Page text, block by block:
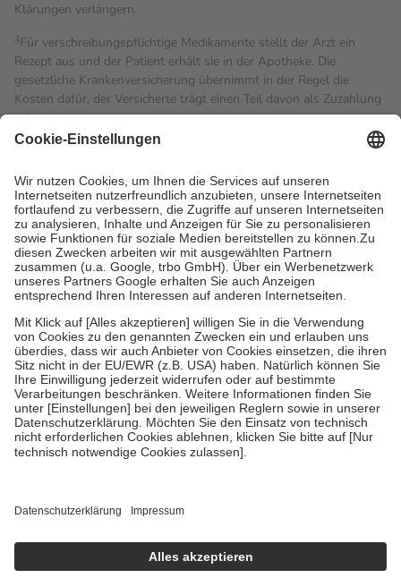
Klärungen verlängern.
4Für verschreibungspflichtige Medikamente stellt der Arzt ein
Rezept aus und der Patient erhält sie in der Apotheke. Die
gesetzliche Krankenversicherung übernimmt in der Regel die
Kosten dafür, der Versicherte trägt einen Teil davon als Zuzahlung
mit.
Grundsätzlich leisten Mitglieder Zuzahlungen in Höhe von zehn
höchstens zehn Euro.
Es sind jedoch nie mehr als die
tatsächlichen Kosten der Leistung zu entrichten.
Diese Regeln gelten grundsätzlich auch für Online-Apotheken.
Bei Heilmitteln und häuslicher Krankenpflege beträgt die
Zuzahlung zehn Prozent der Kosten sowie zehn Euro je
Verordnung.
Um das Engagement der Versicherten für ihre eigene Gesundheit
zu stärken und die besondere Stellung der Familie zu unterstützen,
fallenkeine Zuzahlungenan bei:
• Kindern und Jugendlichen bis zum vollendeten 18. Lebensjahr
mit Ausnahme der Fahrkosten
• Untersuchungen zur Vorsorge und Früherkennung, die von der
GKV getragen werden
• empfohlenen Schutzimpfungen
• Harn- und Blutteststreifen
getroffen, um sicherzustellen, dass es sich um echte Bewertungen
https://help.etrusted.com/hc/de/articles/4419944605341